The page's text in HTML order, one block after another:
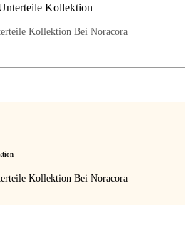
Kollektion
Kollektion Bei Noracora
Kollektion Bei Noracora